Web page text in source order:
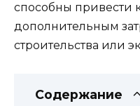
способны привести
дополнительным
строительства или
Содержание